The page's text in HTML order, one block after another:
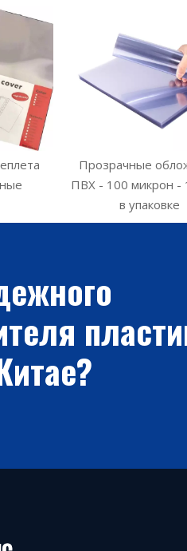
Прозрачные
ПВХ - 100 микрон -
в упаковке